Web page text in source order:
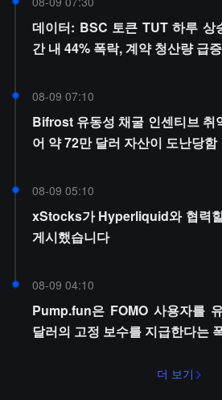
데이터: BSC 토큰 TUT 하루 상
간 내 44% 폭락, 계약 청산량 급증
08-09 07:10
Bifrost 유동성 채굴 인센티브 취
어 약 72만 달러 자산이 도난당함
08-09 05:10
xStocks가 Hyperliquid와 협력
게시했습니다
08-09 04:10
Pump.fun은 FOMO 사용자를
달러의 고정 보수를 지급한다는
더 보기